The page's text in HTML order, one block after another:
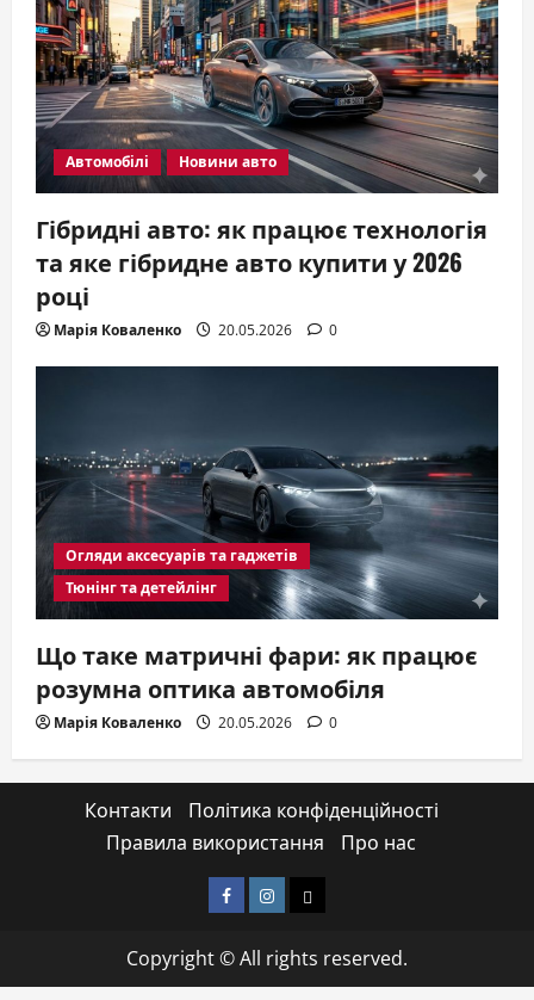
Автомобілі Новини авто
Гібридні авто: як працює технологія
та яке гібридне авто купити у 2026
році
Марія Коваленко 20.05.2026 0
Огляди аксесуарів та гаджетів
Тюнінг та детейлінг
Що таке матричні фари: як працює
розумна оптика автомобіля
Марія Коваленко 20.05.2026 0
Контакти
Політика конфіденційності
Правила використання
Про нас
FacebookInstagram
Email
Copyright © All rights reserved.